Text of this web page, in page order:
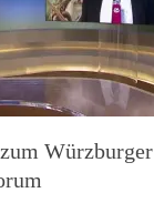
Würzburger